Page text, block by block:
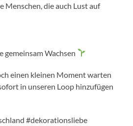
Menschen, die auch Lust auf
gemeinsam Wachsen
einen kleinen Moment warten
in unseren Loop hinzufügen
#dekorationsliebe